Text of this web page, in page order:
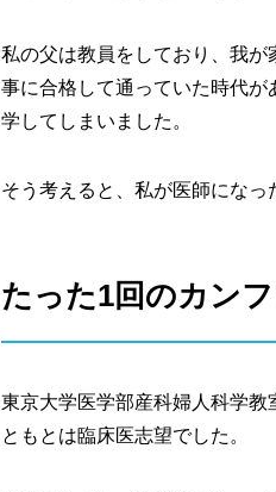
私の父は教員をしており、我
事に合格して通っていた時代
学してしまいました。
そう考えると、私が医師になっ
たった1回のカン
東京大学医学部産科婦人科学
ともとは臨床医志望でした。